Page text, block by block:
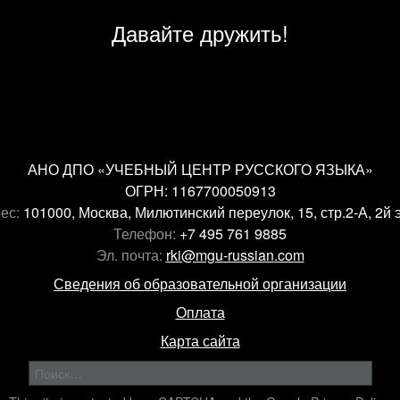
Давайте дружить!
АНО ДПО «УЧЕБНЫЙ ЦЕНТР РУССКОГО ЯЗЫКА»
ОГРН: 1167700050913
101000, Москва, Милютинский переулок, 15, стр.2-А, 2й
Телефон: +7 495 761 9885
Эл. почта: rki@mgu-russian.com
Сведения об образовательной организации
Оплата
Карта сайта